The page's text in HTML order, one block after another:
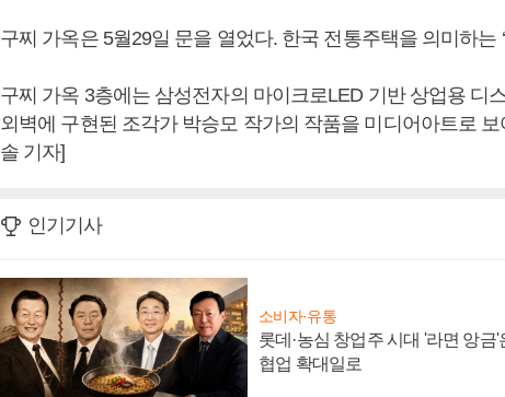
구찌 가옥은 5월29일 문을 열었다. 한국 전통주택을 의미하는
구찌 가옥 3층에는 삼성전자의 마이크로LED 기반 상업용 디
외벽에 구현된 조각가 박승모 작가의 작품을 미디어아트로
솔 기자]
인기기사
소비자·유통
롯데·농심 창업주 시대 '라면 앙금
협업 확대일로